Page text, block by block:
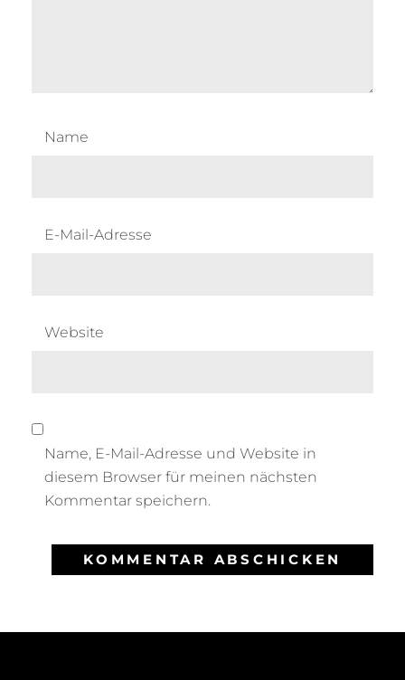
Name
E-Mail-Adresse
Website
Name, E-Mail-Adresse und Website in
diesem Browser für meinen nächsten
Kommentar speichern.